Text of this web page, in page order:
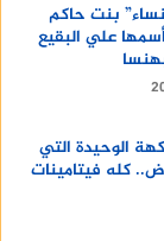
بنت حاكم
علي البقيع
الوحيدة التي
كله فيتامينات